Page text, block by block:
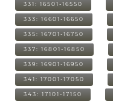
331: 16501-16550
333: 16601-16650
335: 16701-16750
337: 16801-16850
339: 16901-16950
341: 17001-17050
343: 17101-17150